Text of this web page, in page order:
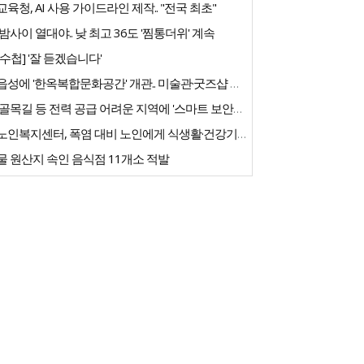
육청, AI 사용 가이드라인 제작.. "전국 최초"
사이 열대야.. 낮 최고 36도 '찜통더위' 계속
첩] '잘 듣겠습니다'
고창읍성에 '한옥복합문화공간' 개관.. 미술관·굿즈샵 갖춰
농촌 골목길 등 전력 공급 어려운 지역에 '스마트 보안등' 도입
우리노인복지센터, 폭염 대비 노인에게 식생활·건강기능식품 긴급 지원
원산지 속인 음식점 11개소 적발